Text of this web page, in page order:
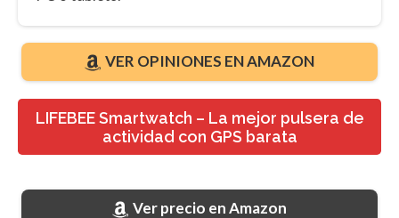
VER OPINIONES EN AMAZON
LIFEBEE Smartwatch – La mejor pulsera de
actividad con GPS barata
Ver precio en Amazon